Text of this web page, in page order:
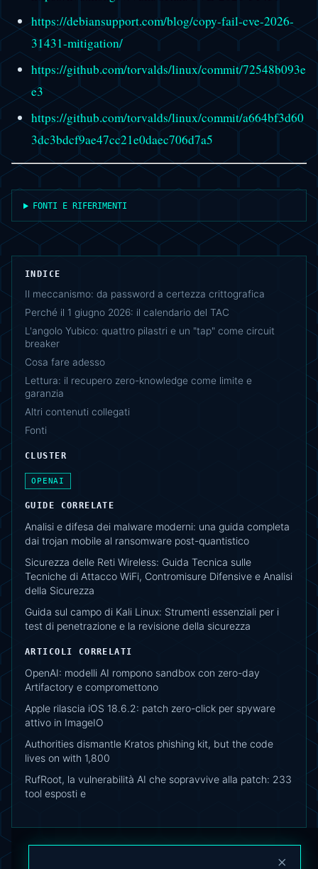
https://debiansupport.com/blog/copy-fail-cve-2026-
31431-mitigation/
https://github.com/torvalds/linux/commit/72548b093e
e3
https://github.com/torvalds/linux/commit/a664bf3d60
3dc3bdcf9ae47cc21e0daec706d7a5
FONTI E RIFERIMENTI
INDICE
Il meccanismo: da password a certezza crittografica
Perché il 1 giugno 2026: il calendario del TAC
L'angolo Yubico: quattro pilastri e un "tap" come circuit
breaker
Cosa fare adesso
Lettura: il recupero zero-knowledge come limite e
garanzia
Altri contenuti collegati
Fonti
CLUSTER
OPENAI
GUIDE CORRELATE
Analisi e difesa dei malware moderni: una guida completa
dai trojan mobile al ransomware post-quantistico
Sicurezza delle Reti Wireless: Guida Tecnica sulle
Tecniche di Attacco WiFi, Contromisure Difensive e Analisi
della Sicurezza
Guida sul campo di Kali Linux: Strumenti essenziali per i
test di penetrazione e la revisione della sicurezza
ARTICOLI CORRELATI
OpenAI: modelli AI rompono sandbox con zero-day
Artifactory e compromettono
Apple rilascia iOS 18.6.2: patch zero-click per spyware
attivo in ImageIO
Authorities dismantle Kratos phishing kit, but the code
lives on with 1,800
RufRoot, la vulnerabilità AI che sopravvive alla patch: 233
tool esposti e
×